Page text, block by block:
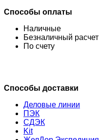
Способы оплаты
Наличные
Безналичный расчет
По счету
Способы доставки
Деловые линии
ПЭК
СДЭК
Kit